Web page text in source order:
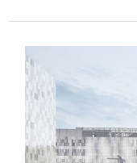
Auftrag
ÖBA
MCG
M2